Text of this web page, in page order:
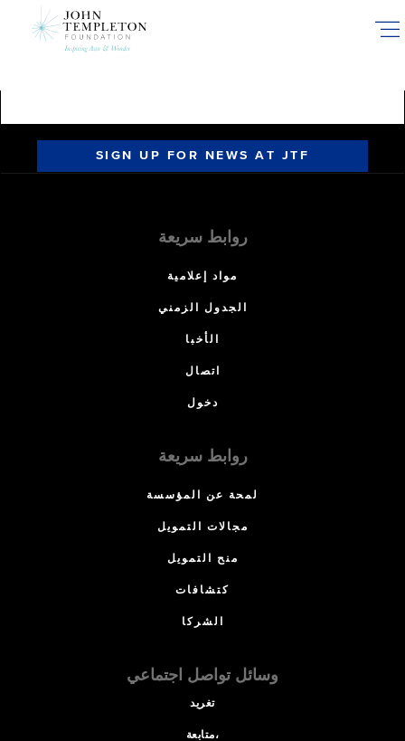
SIGN UP FOR NEWS AT JTF
روابط سريعة
مواد إعلامية
الجدول الزمني
الأخبا
اتصال
دخول
روابط سريعة
لمحة عن المؤسسة
مجالات التمويل
منح التمويل
كتشافات
الشركا
وسائل تواصل اجتماعي
تغريد
متابعة،